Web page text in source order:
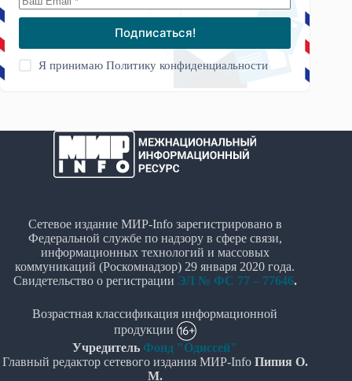
Подписаться!
Я принимаюПолитику конфиденциальности
Сетевое издание МИР-Info зарегистрировано в
Федеральной службе по надзору в сфере связи,
информационных технологий и массовых
коммуникаций (Роскомнадзор) 29 января 2020 года.
Свидетельство о регистрации ЭЛ № ФС 77 – 77646.
Возрастная классификация информационной
продукции
Учредитель Фонд "Одиссей"
Главный редактор сетевого издания МИР-Info Пипия О.
М.